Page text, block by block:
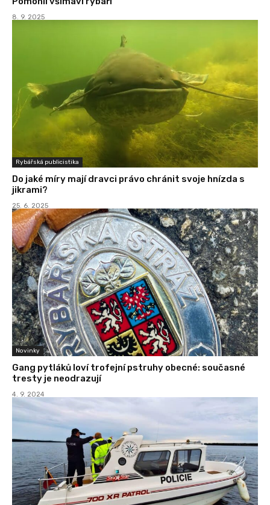
8. 9. 2025
Rybářská publicistika
Do jaké míry mají dravci právo chránit svoje hnízda s
jikrami?
25. 6. 2025
Novinky
Gang pytláků loví trofejní pstruhy obecné: současné
tresty je neodrazují
4. 9. 2024